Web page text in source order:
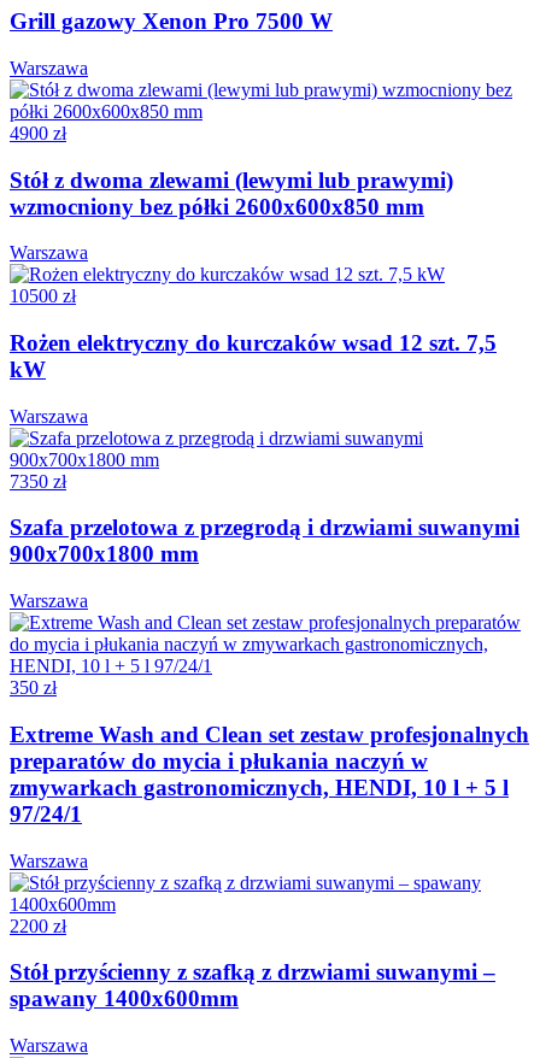
Grill gazowy Xenon Pro 7500 W
Warszawa
4900 zł
Stół z dwoma zlewami (lewymi lub prawymi)
wzmocniony bez półki 2600x600x850 mm
Warszawa
10500 zł
Rożen elektryczny do kurczaków wsad 12 szt. 7,5
kW
Warszawa
7350 zł
Szafa przelotowa z przegrodą i drzwiami suwanymi
900x700x1800 mm
Warszawa
350 zł
Extreme Wash and Clean set zestaw profesjonalnych
preparatów do mycia i płukania naczyń w
zmywarkach gastronomicznych, HENDI, 10 l + 5 l
97/24/1
Warszawa
2200 zł
Stół przyścienny z szafką z drzwiami suwanymi –
spawany 1400x600mm
Warszawa